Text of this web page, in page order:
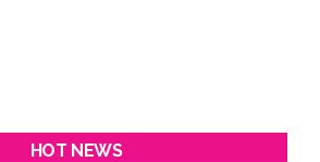
HOT NEWS